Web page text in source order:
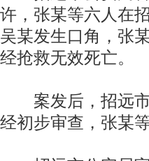
许，张某等六人在
吴某发生口角，张
经抢救无效死亡。
案发后，招远市
经初步审查，张某